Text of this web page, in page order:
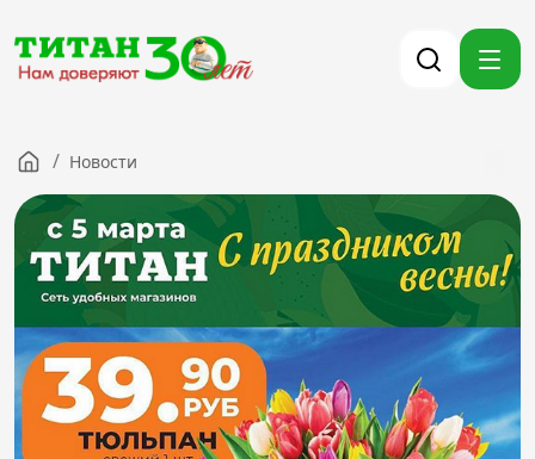
Компания
Партнерам
Тендеры
Вакансии
Новости
Контакты
Версия для слабовидящих
/ Новости